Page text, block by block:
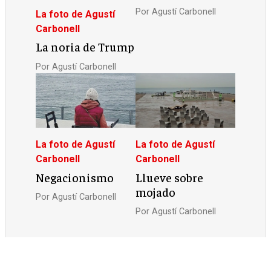
La foto de Agustí
Carbonell
La noria de Trump
PorAgustí Carbonell
Por Agustí Carbonell
La foto de Agustí
Carbonell
Negacionismo
PorAgustí Carbonell
La foto de Agustí
Carbonell
Llueve sobre
mojado
Por Agustí Carbonell